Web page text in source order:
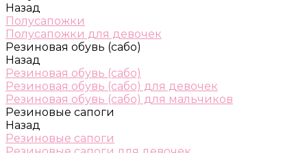
Назад
Полусапожки
Полусапожки для девочек
Резиновая обувь (сабо)
Назад
Резиновая обувь (сабо)
Резиновая обувь (сабо) для девочек
Резиновая обувь (сабо) для мальчиков
Резиновые сапоги
Назад
Резиновые сапоги